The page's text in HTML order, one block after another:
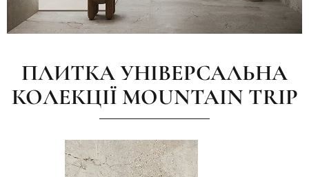
ПЛИТКА УНІВЕРСАЛЬНА
КОЛЕКЦІЇ MOUNTAIN TRIP